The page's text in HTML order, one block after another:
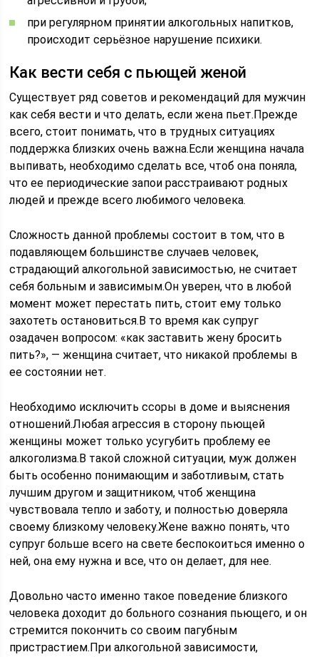
при регулярном принятии алкогольных напитков,
происходит серьёзное нарушение психики.
Как вести себя с пьющей женой
Существует ряд советов и рекомендаций для мужчин
как себя вести и что делать, если жена пьет.Прежде
всего, стоит понимать, что в трудных ситуациях
поддержка близких очень важна.Если женщина начала
выпивать, необходимо сделать все, чтоб она поняла,
что ее периодические запои расстраивают родных
людей и прежде всего любимого человека.
Сложность данной проблемы состоит в том, что в
подавляющем большинстве случаев человек,
страдающий алкогольной зависимостью, не считает
себя больным и зависимым.Он уверен, что в любой
момент может перестать пить, стоит ему только
захотеть остановиться.В то время как супруг
озадачен вопросом: «как заставить жену бросить
пить?», — женщина считает, что никакой проблемы в
ее состоянии нет.
Необходимо исключить ссоры в доме и выяснения
отношений.Любая агрессия в сторону пьющей
женщины может только усугубить проблему ее
алкоголизма.В такой сложной ситуации, муж должен
быть особенно понимающим и заботливым, стать
лучшим другом и защитником, чтоб женщина
чувствовала тепло и заботу, и полностью доверяла
своему близкому человеку.Жене важно понять, что
супруг больше всего на свете беспокоиться именно о
ней, она ему нужна и все, что он делает, для нее.
Довольно часто именно такое поведение близкого
человека доходит до больного сознания пьющего, и он
стремится покончить со своим пагубным
пристрастием.При алкогольной зависимости,